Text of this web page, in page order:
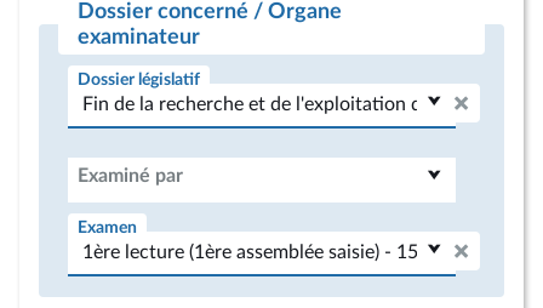
Dossier concerné / Organe
examinateur
Dossier législatif
Examiné par
Examen